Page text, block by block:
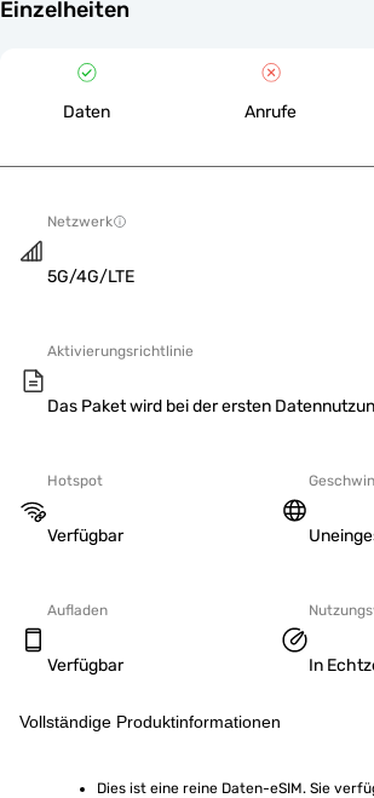
Einzelheiten
Daten Anrufe
Netzwerk
5G/4G/LTE
Aktivierungsrichtlinie
Das Paket wird bei der ersten
Hotspot
Verfügbar
Aufladen
Verfügbar In
Vollständige Produktinformationen
Dies ist eine reine Daten-eSIM. Sie